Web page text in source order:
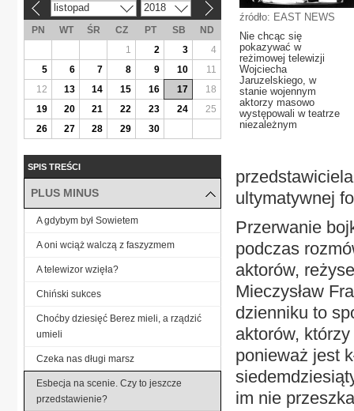
źródło: EAST NEWS
Nie chcąc się
pokazywać w
reżimowej telewizji
Wojciecha
Jaruzelskiego, w
stanie wojennym
aktorzy masowo
występowali w teatrze
niezależnym
ultymatywnej
Przerwanie
podczas
aktorów,
Mieczysław
dzienniku to
aktorów,
ponieważ jest
im nie
listopad 2018
PN WT ŚR CZ PT SB
ND
1
2 3
4
5
6 7 8 9 10
11
12
13 14 15 16 17
18
19
20 21 22 23 24
25
26
27 28 29 30
SPIS TREŚCI
PLUS MINUS
A gdybym był Sowietem
A oni wciąż walczą z faszyzmem
A telewizor wzięła?
Chiński sukces
Choćby dziesięć Berez mieli, a rządzić
umieli
Czeka nas długi marsz
Esbecja na scenie. Czy to jeszcze
przedstawienie?